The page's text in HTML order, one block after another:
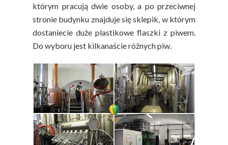
którym pracują dwie osoby, a po przeciwnej
stronie budynku znajduje się sklepik, w którym
dostaniecie duże plastikowe flaszki z piwem.
Do wyboru jest kilkanaście różnych piw.